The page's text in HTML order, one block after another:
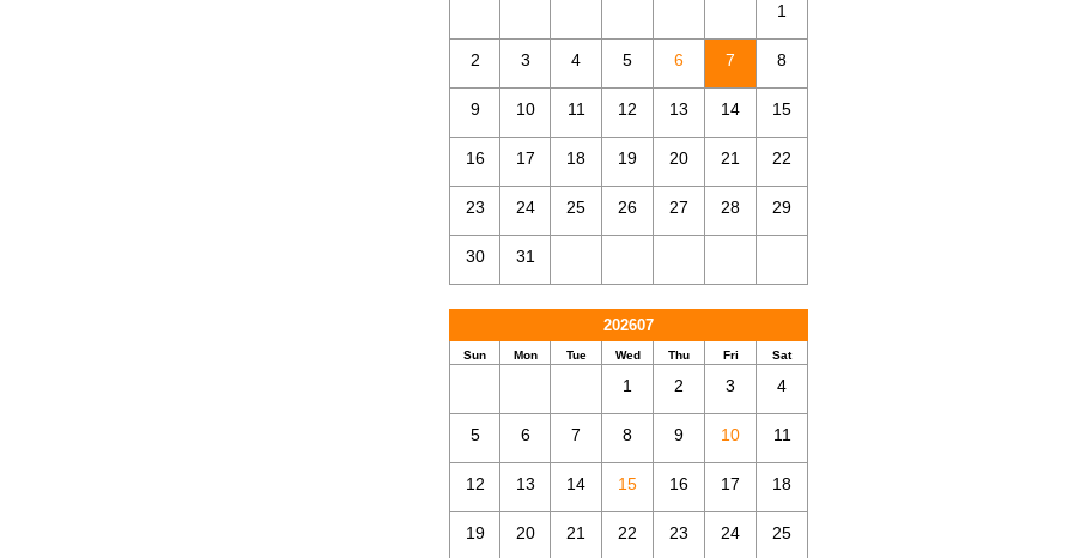
1
2 3 4 5 6 7 8
9 10 11 12 13 14 15
16 17 18 19 20 21 22
23 24 25 26 27 28 29
30 31
202607
Sun Mon Tue Wed Thu Fri Sat
1 2 3 4
5 6 7 8 9 10 11
12 13 14 15 16 17 18
19 20 21 22 23 24 25